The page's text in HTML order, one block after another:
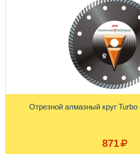
Отрезной алмазный круг
871